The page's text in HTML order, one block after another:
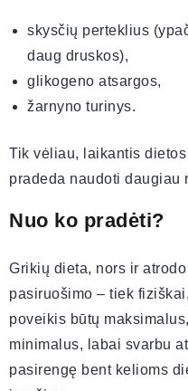
skysčių perteklius
daug druskos),
glikogeno atsargos,
žarnyno turinys.
Tik vėliau, laikantis
pradeda naudoti daugiau
Nuo ko pradėti?
Grikių dieta, nors ir
pasiruošimo – tiek
poveikis būtų
minimalus, labai svarbu
pasirengę bent kelioms